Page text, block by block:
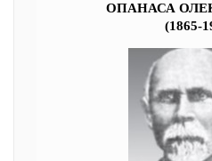
ОПАНАСА
(1865-